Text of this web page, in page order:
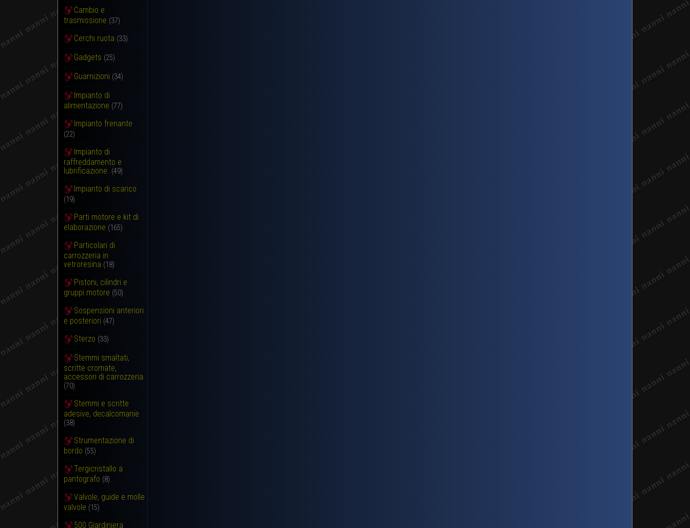
Cambio e
trasmissione (37)
Cerchi ruota (33)
Gadgets (25)
Guarnizioni (34)
Impianto di
alimentazione (77)
Impianto frenante
(22)
Impianto di
raffreddamento e
lubrificazione. (49)
Impianto di scarico
(19)
Parti motore e kit di
elaborazione (165)
Particolari di
carrozzeria in
vetroresina (18)
Pistoni, cilindri e
gruppi motore (50)
Sospensioni anteriori
e posteriori (47)
Sterzo (33)
Stemmi smaltati,
scritte cromate,
accessori di carrozzeria
(70)
Stemmi e scritte
adesive, decalcomanie
(38)
Strumentazione di
bordo (55)
Tergicristallo a
pantografo (8)
Valvole, guide e molle
valvole (15)
500 Giardiniera